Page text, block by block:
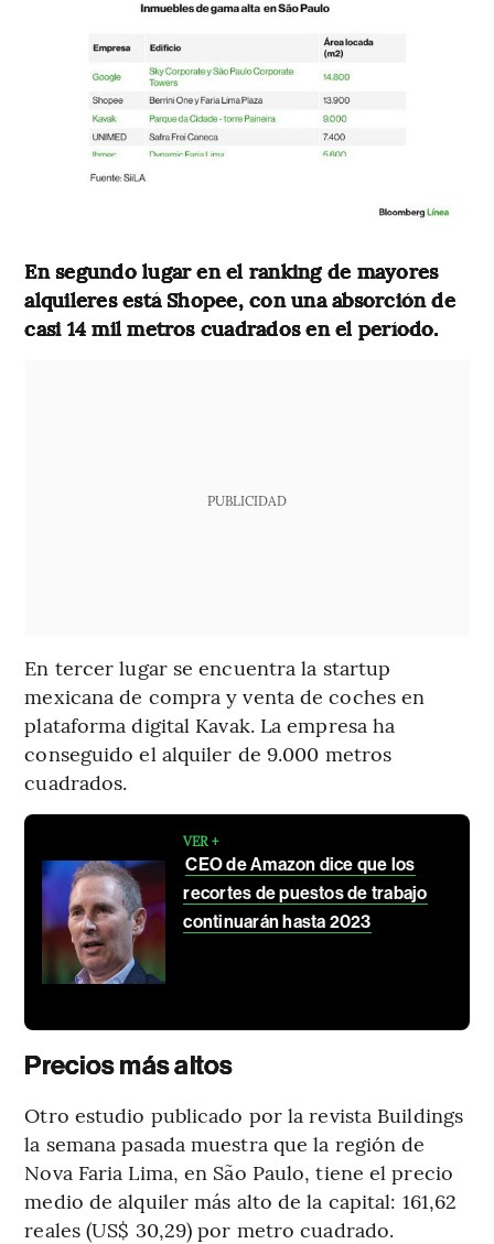
En segundo lugar en el ranking de mayores
alquileres está Shopee, con una absorción de
casi 14 mil metros cuadrados en el período.
PUBLICIDAD
En tercer lugar se encuentra la startup
mexicana de compra y venta de coches en
plataforma digital Kavak. La empresa ha
conseguido el alquiler de 9.000 metros
cuadrados.
VER +
CEO de Amazon dice que los
recortes de puestos de trabajo
continuarán hasta 2023
Precios más altos
Otro estudio publicado por la revista Buildings
la semana pasada muestra que la región de
Nova Faria Lima, en São Paulo, tiene el precio
medio de alquiler más alto de la capital: 161,62
reales (US$ 30,29) por metro cuadrado.